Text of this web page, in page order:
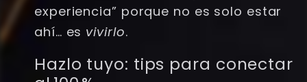
experiencia” porque no es solo estar
ahí… es vivirlo.
Hazlo tuyo: tips para conectar